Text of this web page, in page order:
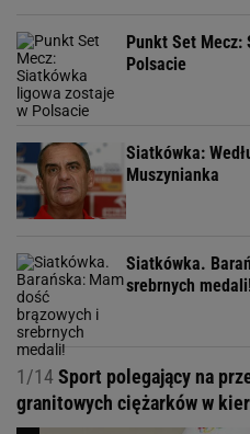
Punkt Set
Polsacie
Siatkówka:
Muszynianka
Siatkówka.
srebrnych
1/14Sport polegający na
granitowych ciężarków w